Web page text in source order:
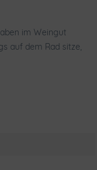
im Weingut
auf dem Rad sitze,